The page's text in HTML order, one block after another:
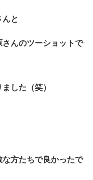
んと
んのツーショットで
した（笑）
方たちで良かったで